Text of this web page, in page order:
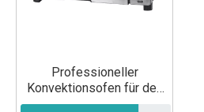
Professioneller
Konvektionsofen für den
Haushalt